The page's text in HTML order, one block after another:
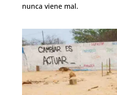
nunca viene mal.